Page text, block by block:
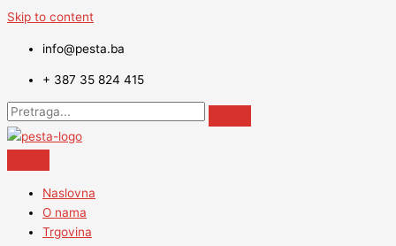
Skip to content
info@pesta.ba
+ 387 35 824 415
Naslovna
O nama
Trgovina